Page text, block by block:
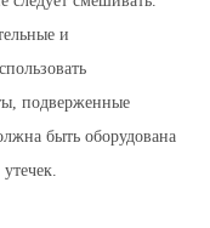
и
подверженные
быть оборудована